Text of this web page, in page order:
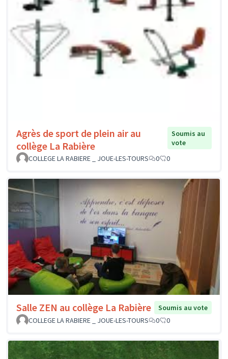
Agrès de sport de plein air au
collège La Rabière
Soumis au
vote
COLLEGE LA RABIERE _ JOUE-LES-TOURS
0 0
Salle ZEN au collège La Rabière
Soumis au vote
COLLEGE LA RABIERE _ JOUE-LES-TOURS
0 0